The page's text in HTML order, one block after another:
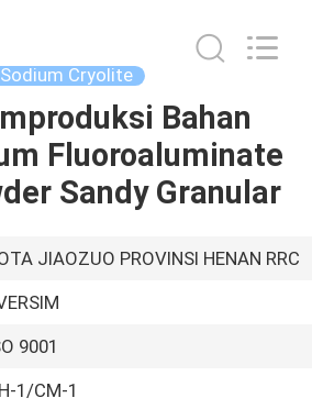
Sodium Cryolite
Bahan
Fluoroaluminate
Sandy Granular
JIAOZUO PROVINSI HENAN RRC
9001
1/CM-1